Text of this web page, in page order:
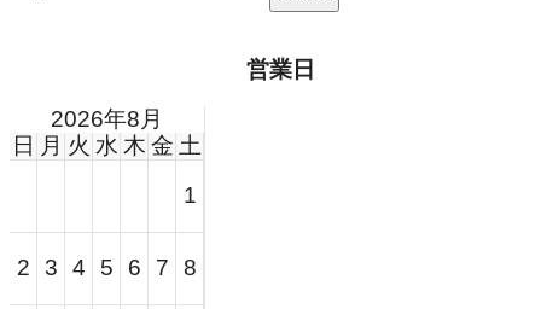
営業日
2026年8月
日 月 火 水 木 金 土
1
2 3 4 5 6 7 8